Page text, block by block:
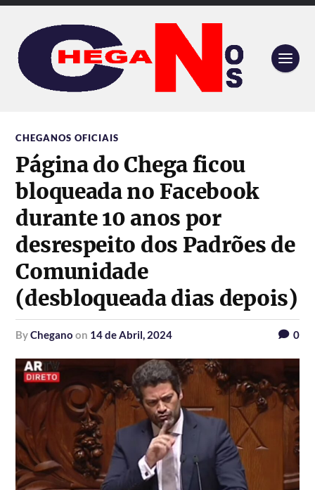
CHEGANOS OFICIAIS
Página do Chega ficou
bloqueada no Facebook
durante 10 anos por
desrespeito dos Padrões de
Comunidade
(desbloqueada dias depois)
byChegano on 14 de Abril, 2024 0